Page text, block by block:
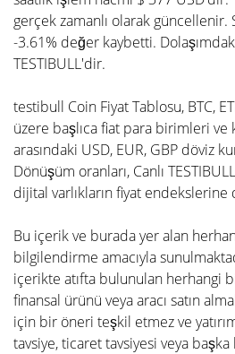
gerçek zamanlı olarak
-3.61% değer kaybetti.
TESTIBULL'dir.
testibull Coin Fiyat Tablosu, BTC,
üzere başlıca fiat para birimleri
arasındaki USD, EUR, GBP döviz
Dönüşüm oranları, Canlı
dijital varlıkların fiyat endekslerine
Bu içerik ve burada yer alan
bilgilendirme amacıyla
içerikte atıfta bulunulan herhangi
finansal ürünü veya aracı satın
için bir öneri teşkil etmez ve
tavsiye, ticaret tavsiyesi veya